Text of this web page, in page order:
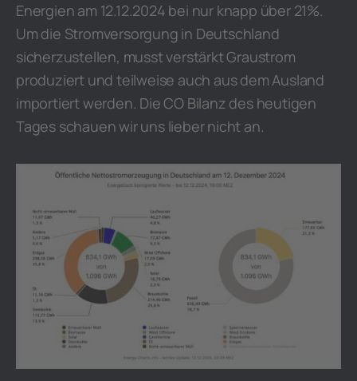
Energien am 12.12.2024 bei nur knapp über 21%.
Um die Stromversorgung in Deutschland
sicherzustellen, musst verstärkt Graustrom
produziert und teilweise auch aus dem Ausland
importiert werden. Die CO Bilanz des heutigen
Tages schauen wir uns lieber nicht an.